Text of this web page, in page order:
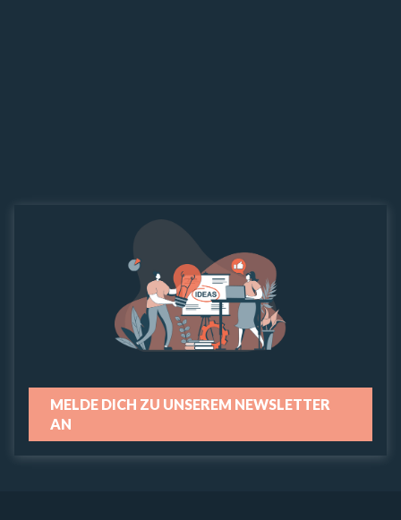
MELDE DICH ZU UNSEREM NEWSLETTER
AN